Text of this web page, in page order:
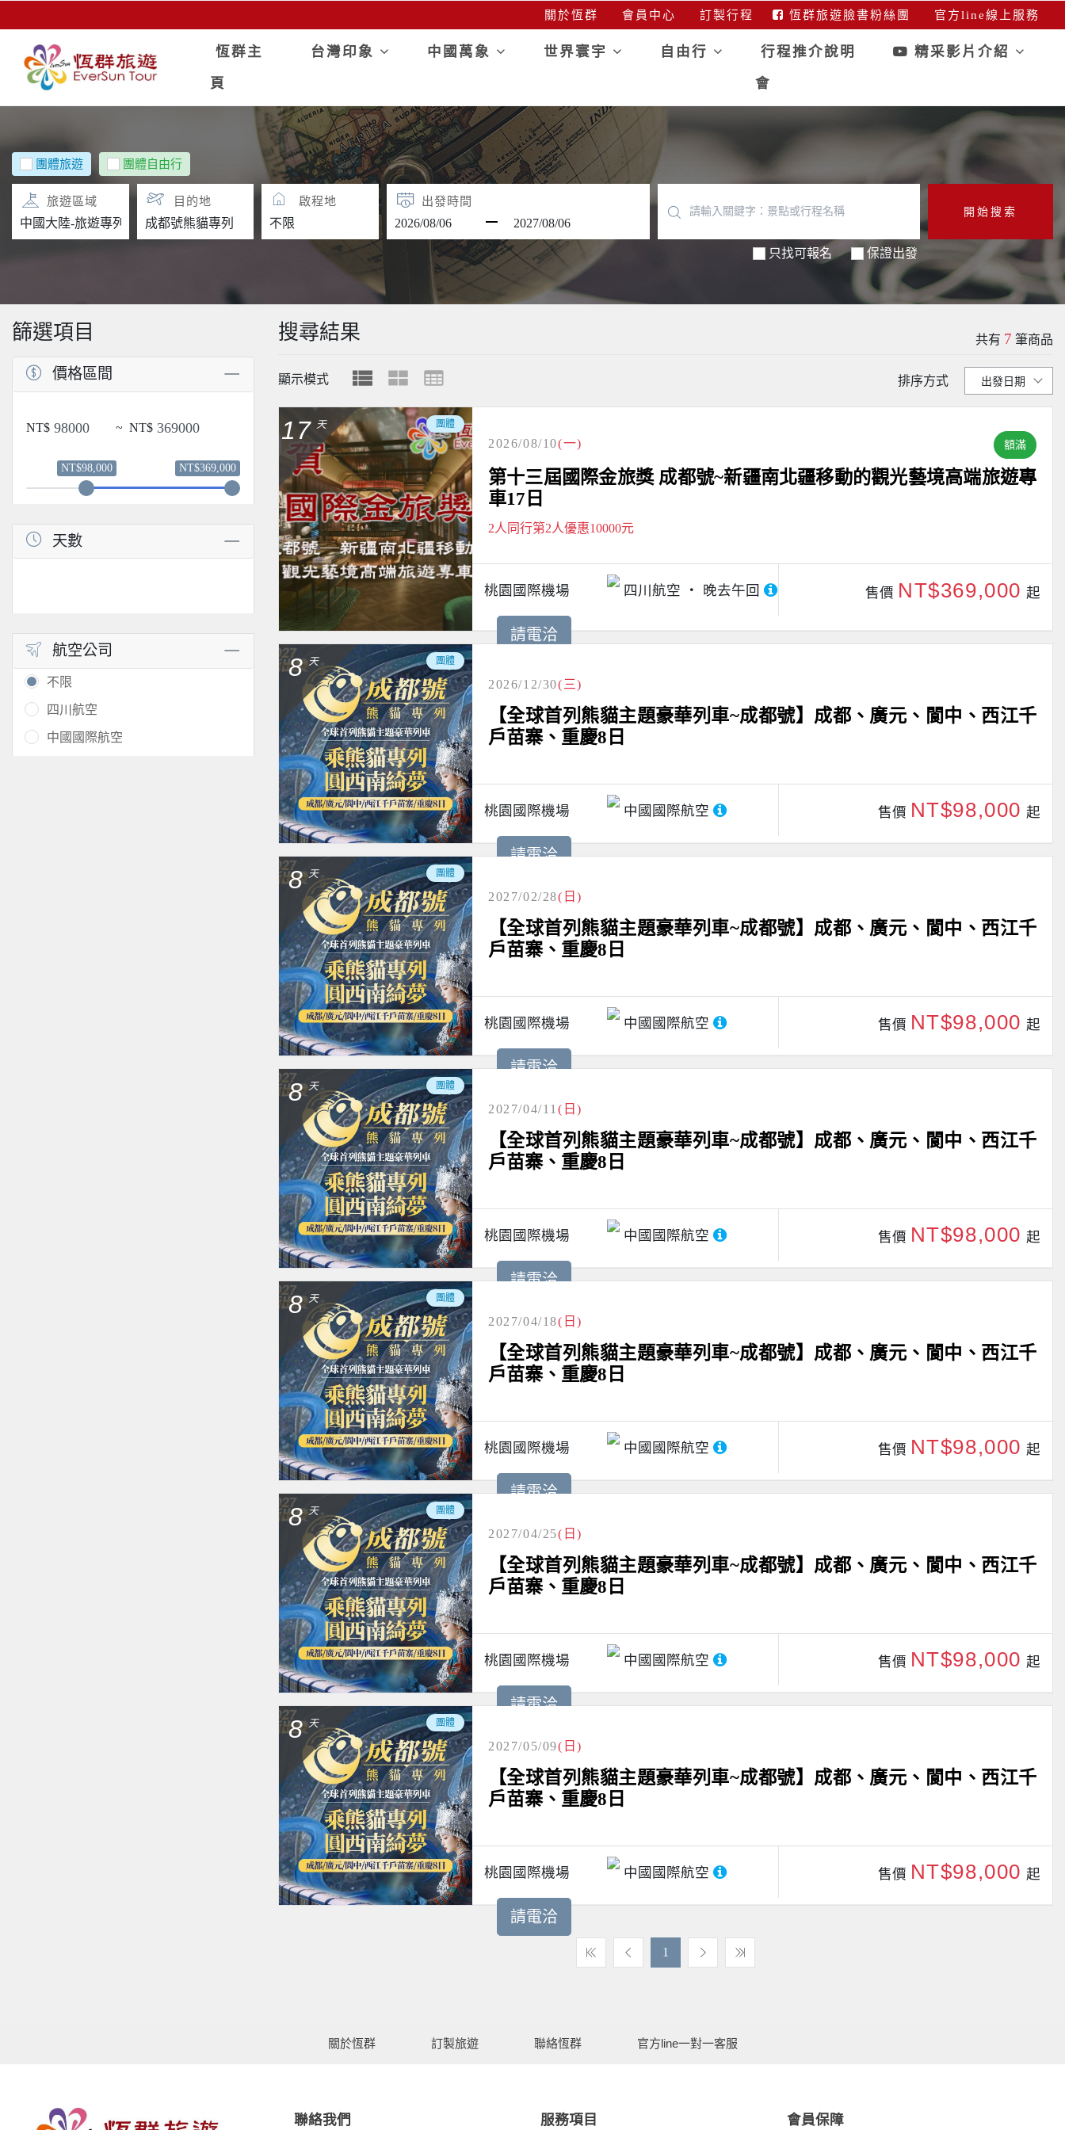
關於恆群 會員中心 訂製行程 恆群旅遊臉書粉絲團 官方line線上服務
恆群主
頁
台灣印象 中國萬象 世界寰宇 自由行
行程推介說明
會
精采影片介紹
團體旅遊 團體自由行
旅遊區域 目的地 啟程地 出發時間
只找可報名 保證出發
開始搜索
篩選項目
價格區間
NT$ ~ NT$
NT$98,000 NT$369,000
天數
航空公司
不限
四川航空
中國國際航空
搜尋結果 共有 7 筆商品
顯示模式 排序方式
17 天 團體
2026/08/10(一) 額滿
第十三屆國際金旅獎 成都號~新疆南北疆移動的觀光藝境高端旅遊專
車17日
2人同行第2人優惠10000元
桃園國際機場 四川航空 晚去午回 售價 NT$369,000 起
請電洽
8 天 團體
2026/12/30(三)
【全球首列熊貓主題豪華列車~成都號】成都、廣元、閬中、西江千
戶苗寨、重慶8日
桃園國際機場 中國國際航空 售價 NT$98,000 起
請電洽
8 天 團體
2027/02/28(日)
【全球首列熊貓主題豪華列車~成都號】成都、廣元、閬中、西江千
戶苗寨、重慶8日
桃園國際機場 中國國際航空 售價 NT$98,000 起
請電洽
8 天 團體
2027/04/11 (日)
【全球首列熊貓主題豪華列車~成都號】成都、廣元、閬中、西江千
戶苗寨、重慶8日
桃園國際機場 中國國際航空 售價 NT$98,000 起
請電洽
8 天 團體
2027/04/18(日)
【全球首列熊貓主題豪華列車~成都號】成都、廣元、閬中、西江千
戶苗寨、重慶8日
桃園國際機場 中國國際航空 售價 NT$98,000 起
請電洽
8 天 團體
2027/04/25(日)
【全球首列熊貓主題豪華列車~成都號】成都、廣元、閬中、西江千
戶苗寨、重慶8日
桃園國際機場 中國國際航空 售價 NT$98,000 起
請電洽
8 天 團體
2027/05/09(日)
【全球首列熊貓主題豪華列車~成都號】成都、廣元、閬中、西江千
戶苗寨、重慶8日
桃園國際機場 中國國際航空 售價 NT$98,000 起
請電洽
1
關於恆群 訂製旅遊 聯絡恆群 官方line一對一客服
聯絡我們 服務項目 會員保障